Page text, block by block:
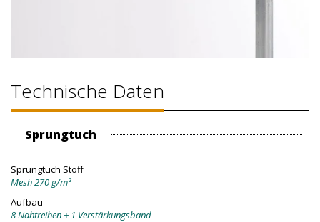
Technische Daten
Sprungtuch
Sprungtuch Stoff
Mesh 270 g/m²
Aufbau
8 Nahtreihen + 1 Verstärkungsband